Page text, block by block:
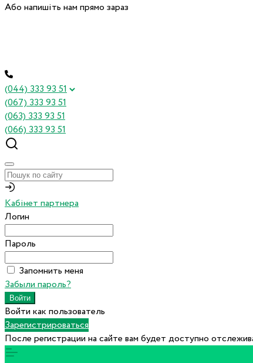
Або напишіть нам прямо зараз
(044) 333 93 51
(067) 333 93 51
(063) 333 93 51
(066) 333 93 51
Кабінет партнера
Логин
Пароль
Запомнить меня
Забыли пароль?
Войти как пользователь
Зарегистрироваться
После регистрации на сайте вам будет доступно